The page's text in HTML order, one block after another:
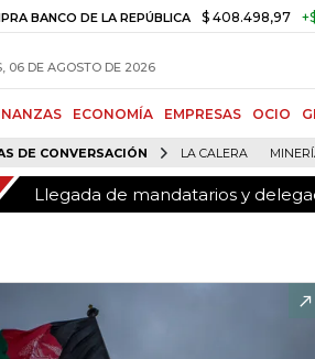
DE LA REPÚBLICA $ 408.498,97 +$
06 DE AGOSTO DE 2026
ECONOMÍA EMPRESAS OCIO
DE CONVERSACIÓN LA CALERA
Llegada de mandatarios y
Llegada de mandatarios y